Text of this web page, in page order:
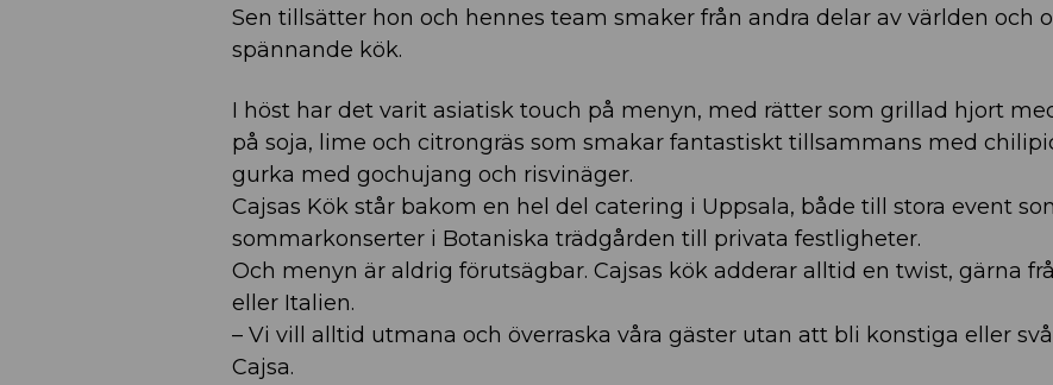
Sen tillsätter hon och hennes team smaker från andra delar av världen och
spännande kök.
I höst har det varit asiatisk touch på menyn, med rätter som grillad hjort
på soja, lime och citrongräs som smakar fantastiskt tillsammans med
gurka med gochujang och risvinäger.
Cajsas Kök står bakom en hel del catering i Uppsala, både till stora event
sommarkonserter i Botaniska trädgården till privata festligheter.
Och menyn är aldrig förutsägbar. Cajsas kök adderar alltid en twist, gärna
eller Italien.
– Vi vill alltid utmana och överraska våra gäster utan att bli konstiga eller
Cajsa.